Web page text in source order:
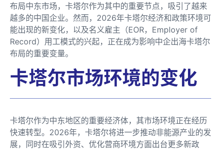
布局中东市场，卡塔尔作为其中的重要节点，吸引了越来
越多的中国企业。然而，2026年卡塔尔经济和政策环境可
能出现的新变化，以及名义雇主（EOR，Employer of
Record）用工模式的兴起，正在成为影响中企出海卡塔尔
布局的重要变量。
卡塔尔市场环境的变化
卡塔尔作为中东地区的重要经济体，其市场环境正在经历
快速转型。2026年，卡塔尔将进一步推动非能源产业的发
展，同时在吸引外资、优化营商环境方面出台更多新政